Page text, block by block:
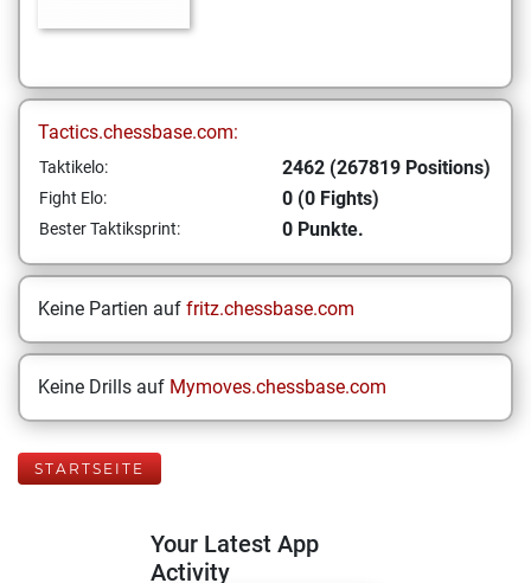
Tactics.chessbase.com:
Taktikelo: 2462 (267819 Positions)
Fight Elo: 0 (0 Fights)
Bester Taktiksprint: 0 Punkte.
Keine Partien auf fritz.chessbase.com
Keine Drills auf Mymoves.chessbase.com
STARTSEITE
Your Latest App
Activity